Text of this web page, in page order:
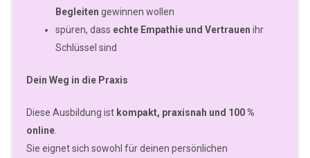
Begleiten gewinnen wollen
spüren, dass echte Empathie und Vertrauen ihr
Schlüssel sind
Dein Weg in die Praxis
Diese Ausbildung ist kompakt, praxisnah und 100 %
online
Sie eignet sich sowohl für deinen persönlichen